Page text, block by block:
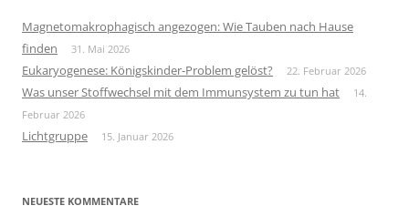
Magnetomakrophagisch angezogen: Wie Tauben nach Hause
finden
31. Mai 2026
Eukaryogenese: Königskinder-Problem gelöst? 22. Februar 2026
Was unser Stoffwechsel mit dem Immunsystem zu tun hat
14.
Februar 2026
Lichtgruppe 15. Januar 2026
NEUESTE KOMMENTARE